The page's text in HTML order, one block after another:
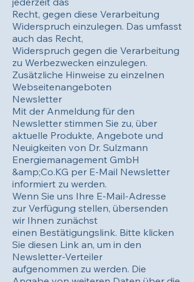
Recht, gegen diese Verarbeitung
Widerspruch einzulegen. Das umfasst
auch das Recht,
Widerspruch gegen die Verarbeitung
zu Werbezwecken einzulegen.
Zusätzliche Hinweise zu einzelnen
Webseitenangeboten
Newsletter
Mit der Anmeldung für den
Newsletter stimmen Sie zu, über
aktuelle Produkte, Angebote und
Neuigkeiten von Dr. Sulzmann
Energiemanagement GmbH
&amp;Co.KG per E-Mail Newsletter
informiert zu werden.
Wenn Sie uns Ihre E-Mail-Adresse
zur Verfügung stellen, übersenden
wir Ihnen zunächst
einen Bestätigungslink. Bitte klicken
Sie diesen Link an, um in den
Newsletter-Verteiler
aufgenommen zu werden. Die